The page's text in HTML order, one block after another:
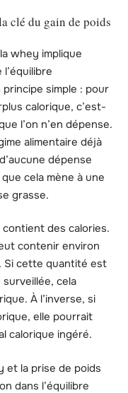
clé du gain de poids
whey implique
simple : pour
calorique, c’est-
l’on n’en dépense.
alimentaire déjà
dépense
cela mène à une
grasse.
des calories.
contenir environ
Si cette quantité est
cela
À l’inverse, si
elle pourrait
calorique ingéré.
et la prise de poids
dans l’équilibre